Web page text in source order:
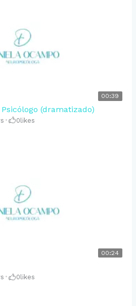
00:39
(dramatizado)
• 0likes
00:24
• 0likes